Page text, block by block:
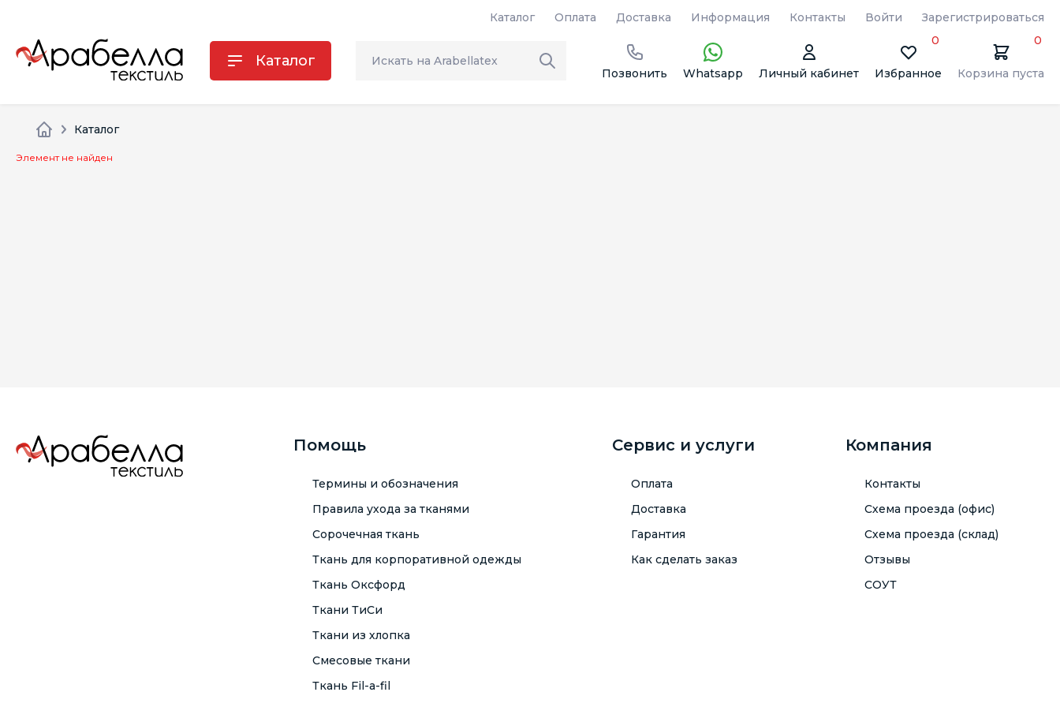
Каталог Оплата Доставка Информация Контакты Войти Зарегистрироваться
Каталог
Позвонить Whatsapp Личный кабинет Избранное
0
Корзина пуста
0
Каталог
Элемент не найден
Помощь
Термины и обозначения
Правила ухода за тканями
Сорочечная ткань
Ткань для корпоративной одежды
Ткань Оксфорд
Ткани ТиСи
Ткани из хлопка
Смесовые ткани
Ткань Fil-a-fil
Сервис и услуги
Оплата
Доставка
Гарантия
Как сделать заказ
Компания
Контакты
Схема проезда (офис)
Схема проезда (склад)
Отзывы
СОУТ